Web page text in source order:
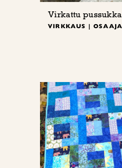
Virkattu
VIRKKAUS | OSAAJA